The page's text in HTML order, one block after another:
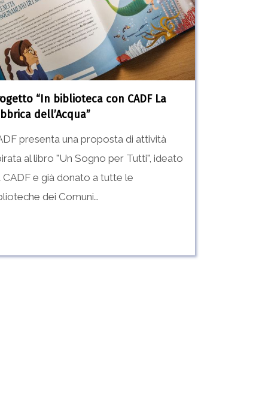
“In biblioteca con CADF La
dell’Acqua”
presenta una proposta di attività
al libro "Un Sogno per Tutti", ideato
CADF e già donato a tutte le
dei Comuni…